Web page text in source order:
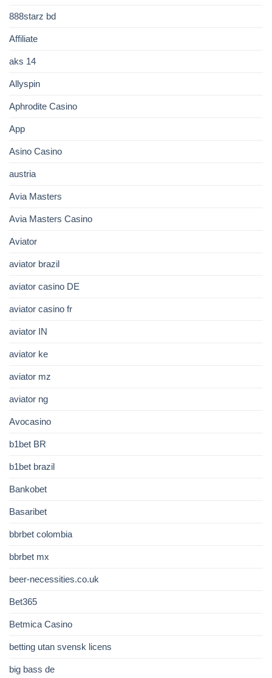
888starz bd
Affiliate
aks 14
Allyspin
Aphrodite Casino
App
Asino Casino
austria
Avia Masters
Avia Masters Casino
Aviator
aviator brazil
aviator casino DE
aviator casino fr
aviator IN
aviator ke
aviator mz
aviator ng
Avocasino
b1bet BR
b1bet brazil
Bankobet
Basaribet
bbrbet colombia
bbrbet mx
beer-necessities.co.uk
Bet365
Betmica Casino
betting utan svensk licens
big bass de